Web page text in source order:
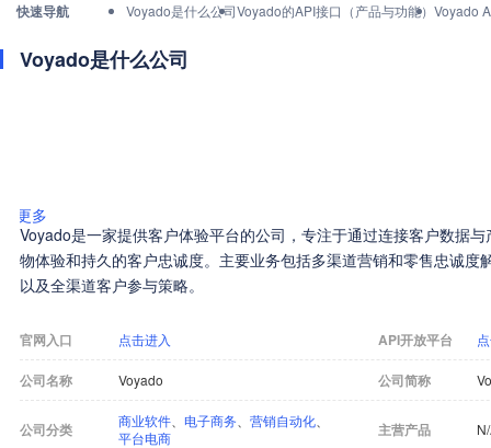
快速导航 Voyado是什么公司Voyado的API接口（产品与功能） Voyado
Voyado是什么公司
更多
Voyado是一家提供客户体验平台的公司，专注于通过连接客户数据
物体验和持久的客户忠诚度。主要业务包括多渠道营销和零售忠诚度
以及全渠道客户参与策略。
官网入口 点击进入 API开放平台
公司名称 Voyado 公司简称
公司分类 商业软件 电子商务 营销自动化
平台电商
主营产品